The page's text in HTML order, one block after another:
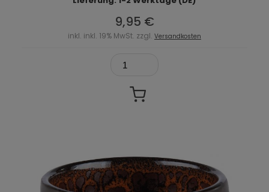
9,95 €
inkl. inkl. 19% MwSt. zzgl. Versandkosten